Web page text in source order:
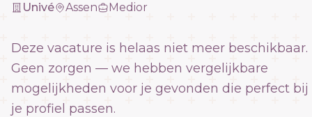
Univé Assen Medior
Deze vacature is helaas niet meer beschikbaar.
Geen zorgen — we hebben vergelijkbare
mogelijkheden voor je gevonden die perfect bij
je profiel passen.